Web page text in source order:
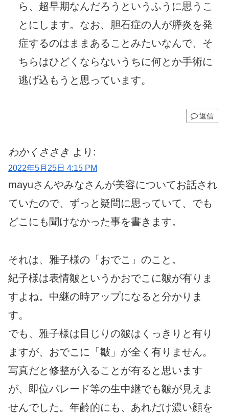
ら、超早期なんだろうというふうに思うこ
とにします。なお、胆石症の人が膵炎を発
症するのはままあることみたいなんで、そ
ちらはひどくならないうちに何とか手術に
逃げ込もうと思っています。
返信
わかくささき より:
2022年5月25日 4:15 PM
mayuさんやみなさんが美容についてお話され
ていたので、ずっと疑問に思っていて、でも
どこにも聞けなかった事を書きます。
それは、雅子様の「おでこ」のこと。
紀子様は表情皺というかおでこに皺が有りま
すよね。中継の時アップになると分かりま
す。
でも、雅子様は目じりの皺はくっきりと有り
ますが、おでこに「皺」が全く有りません。
写真だと修整が入ることが有ると思います
が、即位パレード等の生中継でも皺が見えま
せんでした。年齢的にも、あれだけ濃い顔を